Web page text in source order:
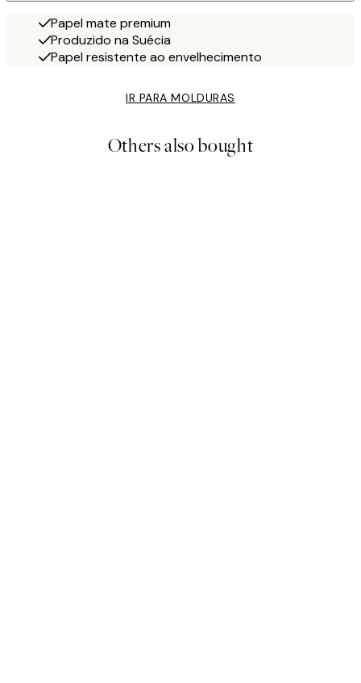
Papel mate premium
Produzido na Suécia
Papel resistente ao envelhecimento
IR PARA MOLDURAS
Others also bought